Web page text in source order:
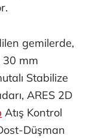
gemilerde,
30 mm
Stabilize
ARES 2D
Atış Kontrol
Düşman